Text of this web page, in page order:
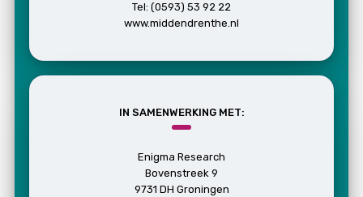
Tel: (0593) 53 92 22
www.middendrenthe.nl
IN SAMENWERKING MET:
Enigma Research
Bovenstreek 9
9731 DH Groningen